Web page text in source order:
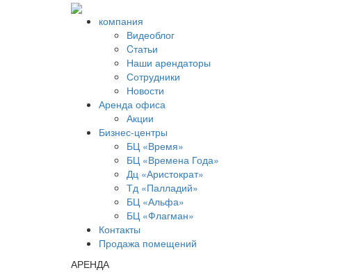
компания
Видеоблог
Cтатьи
Наши арендаторы
Сотрудники
Новости
Аренда офиса
Акции
Бизнес-центры
БЦ «Время»
БЦ «Времена Года»
Дц «Аристократ»
Тд «Палладий»
БЦ «Альфа»
БЦ «Флагман»
Контакты
Продажа помещений
АРЕНДА